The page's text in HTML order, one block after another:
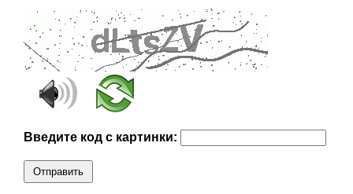
Введите код с картинки:
Отправить